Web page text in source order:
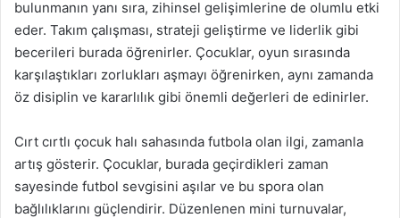
bulunmanın yanı sıra, zihinsel gelişimlerine de olumlu etki
eder. Takım çalışması, strateji geliştirme ve liderlik gibi
becerileri burada öğrenirler. Çocuklar, oyun sırasında
karşılaştıkları zorlukları aşmayı öğrenirken, aynı zamanda
öz disiplin ve kararlılık gibi önemli değerleri de edinirler.
Cırt cırtlı çocuk halı sahasında futbola olan ilgi, zamanla
artış gösterir. Çocuklar, burada geçirdikleri zaman
sayesinde futbol sevgisini aşılar ve bu spora olan
bağlılıklarını güçlendirir. Düzenlenen mini turnuvalar,